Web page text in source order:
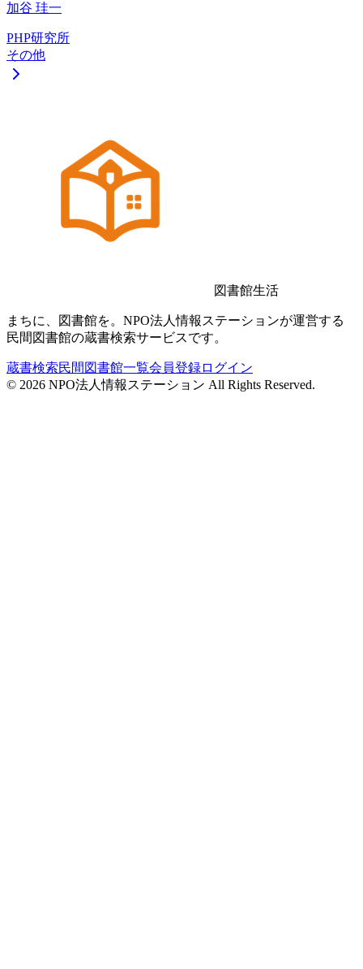
加谷 珪一
PHP研究所
その他
図書館生活
まちに、図書館を。NPO法人情報ステーションが運営する
民間図書館の蔵書検索サービスです。
蔵書検索民間図書館一覧会員登録ログイン
© 2026 NPO法人情報ステーション All Rights Reserved.